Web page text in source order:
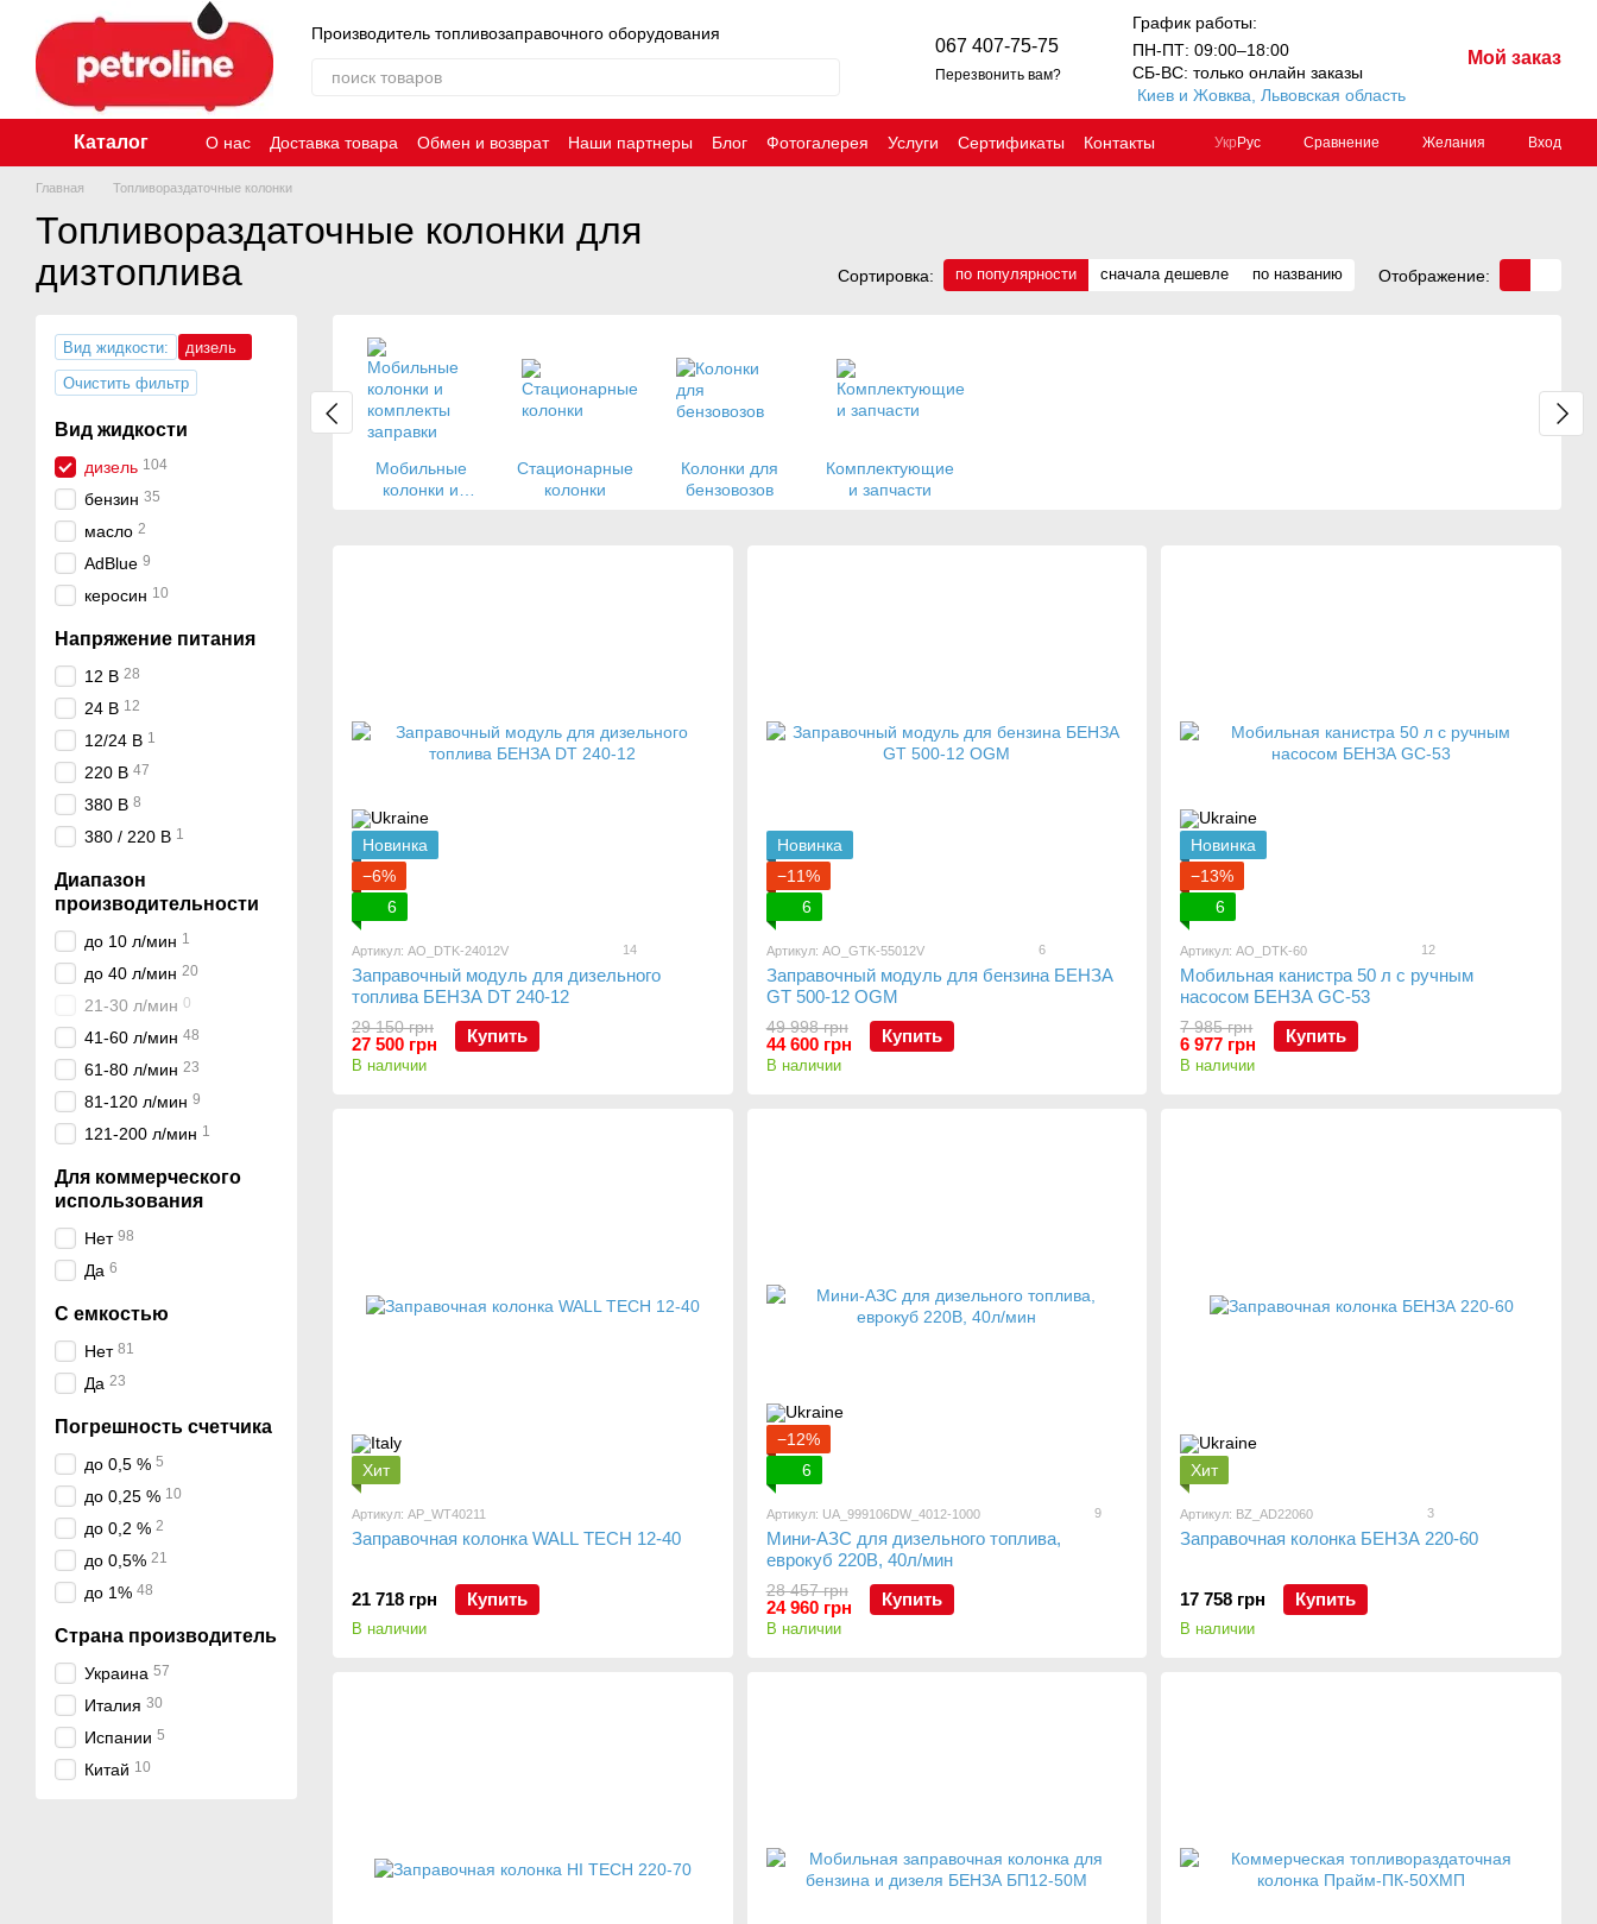
Перейти к основному контенту
Производитель топливозаправочного оборудования
067 407-75-75
Перезвонить вам?
График работы:
ПН-ПТ: 09:00–18:00
СБ-ВС: только онлайн заказы
Киев и Жовква, Львовская область
Мой заказ
Каталог О нас Доставка товара Обмен и возврат Наши партнеры Блог Фотогалерея Услуги Сертификаты Контакты Укр Рус Сравнение Желания Вход
Главная Топливораздаточные колонки
Топливораздаточные колонки для
дизтоплива
Сортировка: по популярности сначала дешевле по названию Отображение:
Мобильные
колонки и
Стационарные
колонки
Колонки для
бензовозов
Комплектующие
и запчасти
Новинка
−6%
6
Артикул: AO_DTK-24012V 14
Заправочный модуль для дизельного
топлива БЕНЗА DT 240-12
29 150 грн
27 500 грн Купить
В наличии
Новинка
−11%
6
Артикул: AO_GTK-55012V 6
Заправочный модуль для бензина БЕНЗА
GT 500-12 OGM
49 998 грн
44 600 грн Купить
В наличии
Новинка
−13%
6
Артикул: AO_DTK-60 12
Мобильная канистра 50 л с ручным
насосом БЕНЗА GC-53
7 985 грн
6 977 грн Купить
В наличии
Хит
Артикул: AP_WT40211
Заправочная колонка WALL TECH 12-40
21 718 грн Купить
В наличии
−12%
6
Артикул: UA_999106DW_4012-1000 9
Мини-АЗС для дизельного топлива,
еврокуб 220В, 40л/мин
28 457 грн
24 960 грн Купить
В наличии
Хит
Артикул: BZ_AD22060 3
Заправочная колонка БЕНЗА 220-60
17 758 грн Купить
В наличии
Вид жидкости:
дизель
Очистить фильтр
Вид жидкости
дизель 104
бензин 35
масло 2
AdBlue 9
керосин 10
Напряжение питания
12 В 28
24 В 12
12/24 В 1
220 В 47
380 В 8
380 / 220 В 1
Диапазон
производительности
до 10 л/мин 1
до 40 л/мин 20
21-30 л/мин 0
41-60 л/мин 48
61-80 л/мин 23
81-120 л/мин 9
121-200 л/мин 1
Для коммерческого
использования
Нет 98
Да 6
C емкостью
Нет 81
Да 23
Погрешность счетчика
до 0,5 % 5
до 0,25 % 10
до 0,2 % 2
до 0,5% 21
до 1% 48
Страна производитель
Украина 57
Италия 30
Испании 5
Китай 10